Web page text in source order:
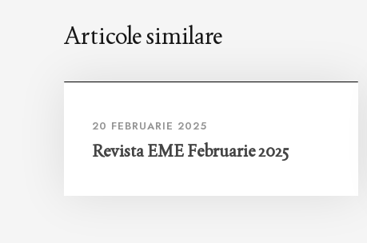
Articole similare
20 FEBRUARIE 2025
Revista EME Februarie 2025